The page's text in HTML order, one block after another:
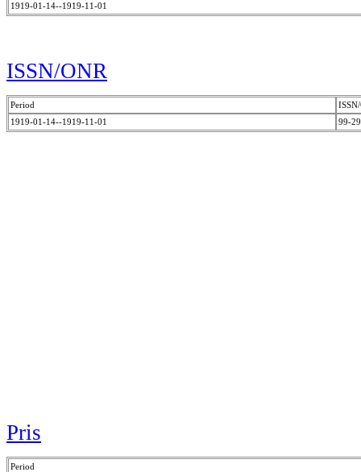
1919-01-14--1919-11-01
ISSN/ONR
Period
1919-01-14--1919-11-01
99-
Pris
Period